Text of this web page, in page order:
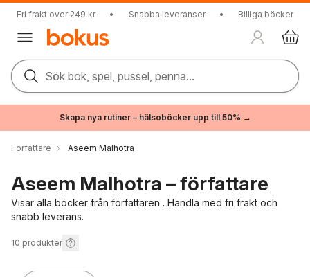
Fri frakt över 249 kr • Snabba leveranser • Billiga böcker
Sök bok, spel, pussel, penna...
Skapa nya rutiner – hälsoböcker upp till 50% →
Författare Aseem Malhotra
Aseem Malhotra – författare
Visar alla böcker från författaren . Handla med fri frakt och
snabb leverans.
10 produkter